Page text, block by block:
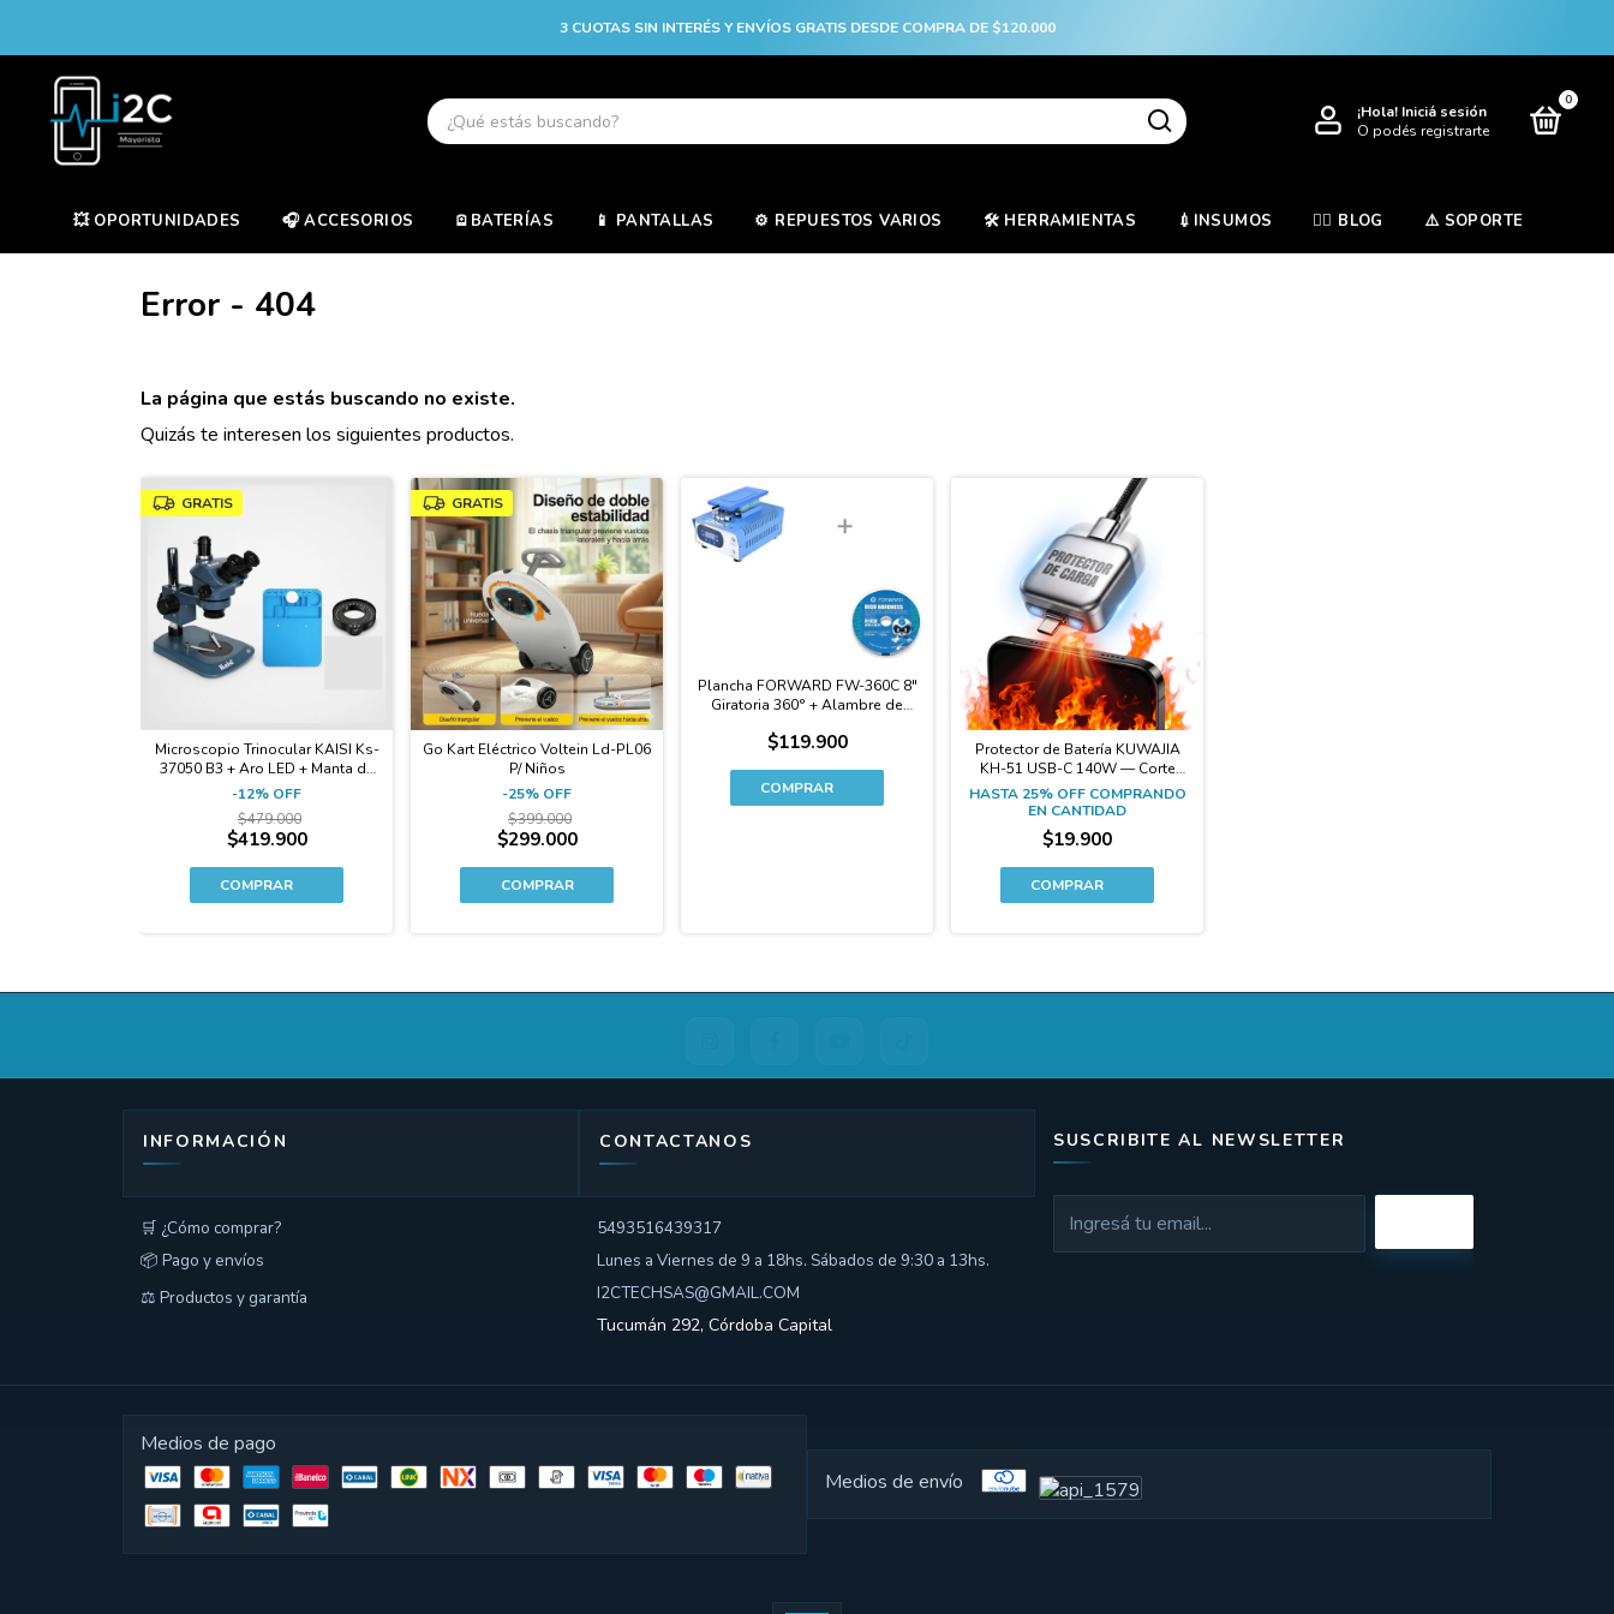
3 CUOTAS SIN INTERÉS Y ENVÍOS GRATIS DESDE COMPRA DE $120.000
¡Hola! Iniciá sesión
O podés registrarte
0
💥 OPORTUNIDADES 🎧 ACCESORIOS 🪫BATERÍAS 📱 PANTALLAS ⚙️ REPUESTOS VARIOS 🛠️ HERRAMIENTAS 💉INSUMOS ✍🏻 BLOG ⚠️ SOPORTE
Error - 404
La página que estás buscando no existe.
Quizás te interesen los siguientes productos.
-12%GRATIS
Microscopio Trinocular KAISI Ks-
37050 B3 + Aro LED + Manta de
regalo
-12% OFF
$479.000
$419.900
-25%GRATIS
Go Kart Eléctrico Voltein Ld-PL06
P/ Niños
-25% OFF
$399.000
$299.000
COMPRAR
Plancha FORWARD FW-360C 8"
Giratoria 360° + Alambre de
$119.900
Protector de Batería KUWAJIA
KH-51 USB-C 140W — Corte
Físico de Carga
HASTA 25% OFF COMPRANDO
EN CANTIDAD
$19.900
INFORMACIÓN
🛒 ¿Cómo comprar?
📦 Pago y envíos
⚖️ Productos y garantía
CONTACTANOS
5493516439317
Lunes a Viernes de 9 a 18hs. Sábados de 9:30 a 13hs.
I2CTECHSAS@GMAIL.COM
Tucumán 292, Córdoba Capital
SUSCRIBITE AL NEWSLETTER
Medios de pago
Medios de envío